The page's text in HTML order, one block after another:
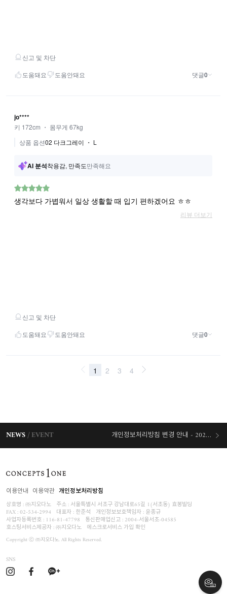
NEWS EVENT 개인정보처리방침 변경 안내 - 2026/07/30 시행
이용안내 이용약관 개인정보처리방침
상호명 : ㈜지오다노 주소 : 서울특별시 서초구 강남대로65길 1(서초동) 효봉빌딩
FAX : 02-534-2994 대표자 : 한준석 개인정보보호책임자 : 윤종규
사업자등록번호 : 116-81-47798 통신판매업신고 : 2004-서울서초-04585
호스팅서비스제공자 : ㈜지오다노 에스크로서비스 가입 확인
Copyright ⓒ ㈜지오다노. All Rights Reserved.
SNS